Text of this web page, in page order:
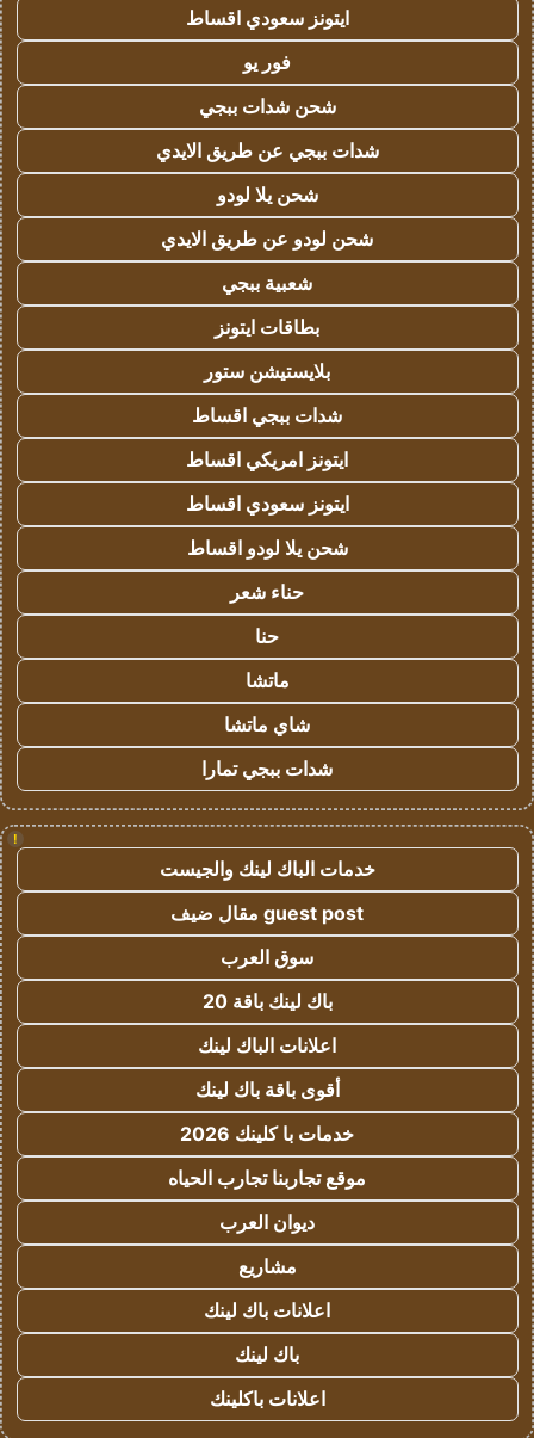
ايتونز سعودي اقساط
فور يو
شحن شدات ببجي
شدات ببجي عن طريق الايدي
شحن يلا لودو
شحن لودو عن طريق الايدي
شعبية ببجي
بطاقات ايتونز
بلايستيشن ستور
شدات ببجي اقساط
ايتونز امريكي اقساط
ايتونز سعودي اقساط
شحن يلا لودو اقساط
حناء شعر
حنا
ماتشا
شاي ماتشا
شدات ببجي تمارا
!
خدمات الباك لينك والجيست
guest post مقال ضيف
سوق العرب
باك لينك باقة 20
اعلانات الباك لينك
أقوى باقة باك لينك
خدمات با كلينك 2026
موقع تجاربنا تجارب الحياه
ديوان العرب
مشاريع
اعلانات باك لينك
باك لينك
اعلانات باكلينك